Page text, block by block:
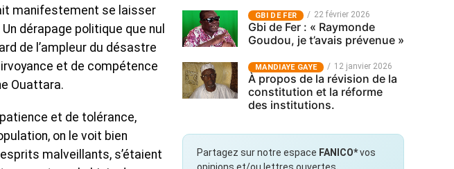
manifestement se laisser
dérapage politique que nul
de l’ampleur du désastre
et de compétence
Ouattara.
et de tolérance,
on le voit bien
esprits malveillants, s’étaient
GBI DE FER 22 février 2026
Gbi de Fer : « Raymonde
Goudou, je t’avais prévenue »
MANDIAYE GAYE 12 janvier 2026
À propos de la révision de la
constitution et la réforme
des institutions.
Partagez sur notre espace FANICO*vos